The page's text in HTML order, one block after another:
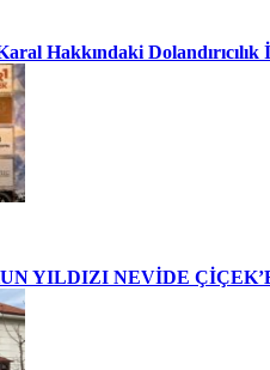
Hakkındaki
YILDIZI NEVİDE